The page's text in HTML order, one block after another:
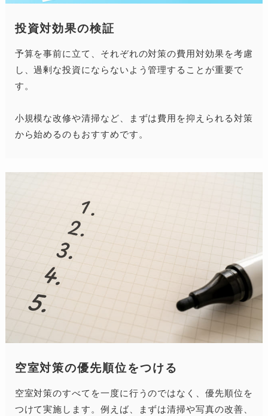
投資対効果の検証
予算を事前に立て、それぞれの対策の費用対効果を考慮
し、過剰な投資にならないよう管理することが重要で
す。
小規模な改修や清掃など、まずは費用を抑えられる対策
から始めるのもおすすめです。
空室対策の優先順位をつける
空室対策のすべてを一度に行うのではなく、優先順位を
つけて実施します。例えば、まずは清掃や写真の改善、